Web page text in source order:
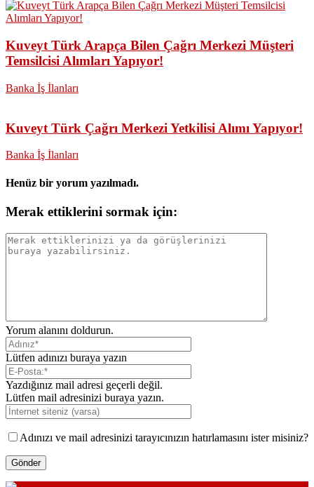
Kuveyt Türk Arapça Bilen Çağrı Merkezi Müşteri
Temsilcisi Alımları Yapıyor!
Banka İş İlanları
Kuveyt Türk Çağrı Merkezi Yetkilisi Alımı Yapıyor!
Banka İş İlanları
Henüz bir yorum yazılmadı.
Merak ettiklerini sormak için:
Yorum alanını doldurun.
Lütfen adınızı buraya yazın
Yazdığınız mail adresi geçerli değil.
Lütfen mail adresinizi buraya yazın.
Adınızı ve mail adresinizi tarayıcınızın hatırlamasını ister misiniz?